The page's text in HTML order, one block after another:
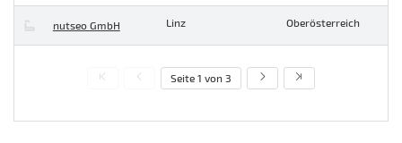
nutseo GmbH Linz Oberösterreich
Seite 1 von 3